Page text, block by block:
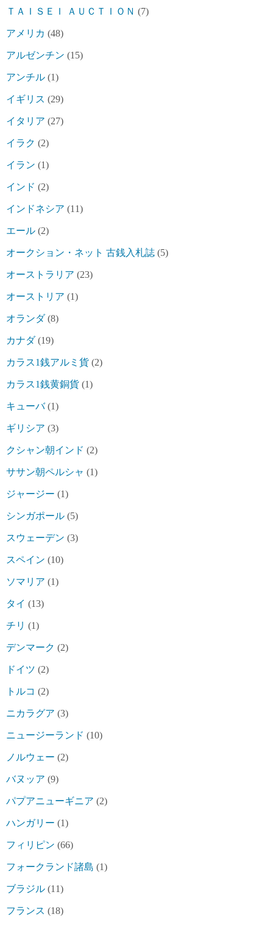
ＴＡＩＳＥＩ ＡＵＣＴＩＯＮ (7)
アメリカ (48)
アルゼンチン (15)
アンチル (1)
イギリス (29)
イタリア (27)
イラク (2)
イラン (1)
インド (2)
インドネシア (11)
エール (2)
オークション・ネット 古銭入札誌 (5)
オーストラリア (23)
オーストリア (1)
オランダ(8)
カナダ(19)
カラス1銭アルミ貨 (2)
カラス1銭黄銅貨 (1)
キューバ(1)
ギリシア (3)
クシャン朝インド (2)
ササン朝ペルシャ (1)
ジャージー (1)
シンガポール (5)
スウェーデン (3)
スペイン (10)
ソマリア (1)
タイ (13)
チリ (1)
デンマーク (2)
ドイツ (2)
トルコ (2)
ニカラグア (3)
ニュージーランド (10)
ノルウェー (2)
バヌッア (9)
パプアニューギニア (2)
ハンガリー (1)
フィリピン (66)
フォークランド諸島 (1)
ブラジル (11)
フランス (18)